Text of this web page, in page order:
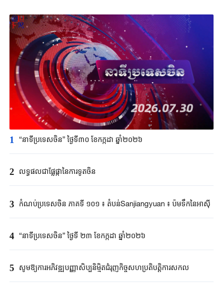
1 “នាទីប្រទេសចិន” ថ្ងៃទី៣០ ខែកក្កដា ឆ្នាំ២០២៦
2 លទ្ធផលជាផ្លែផ្កានៃការទូតចិន
3 កំណប់ប្រទេសចិន ភាគទី ១០១ ៖ តំបន់Sanjiangyuan ៖ ប៉មទឹកនៃអាស៊ី
4 “នាទីប្រទេសចិន” ថ្ងៃទី ២៣ ខែកក្កដា ឆ្នាំ២០២៦
5 សូមឱ្យការអភិវឌ្ឍបញ្ញាសិប្បនិម្មិតជំរុញកិច្ចសហប្រតិបត្តិការសកល